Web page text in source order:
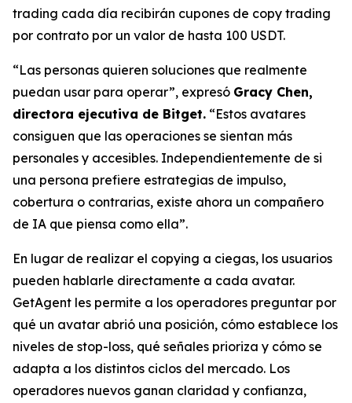
trading cada día recibirán cupones de copy trading
por contrato por un valor de hasta 100 USDT.
“Las personas quieren soluciones que realmente
puedan usar para operar”, expresó Gracy Chen,
directora ejecutiva de Bitget. “Estos avatares
consiguen que las operaciones se sientan más
personales y accesibles. Independientemente de si
una persona prefiere estrategias de impulso,
cobertura o contrarias, existe ahora un compañero
de IA que piensa como ella”.
En lugar de realizar el copying a ciegas, los usuarios
pueden hablarle directamente a cada avatar.
GetAgent les permite a los operadores preguntar por
qué un avatar abrió una posición, cómo establece los
niveles de stop-loss, qué señales prioriza y cómo se
adapta a los distintos ciclos del mercado. Los
operadores nuevos ganan claridad y confianza,